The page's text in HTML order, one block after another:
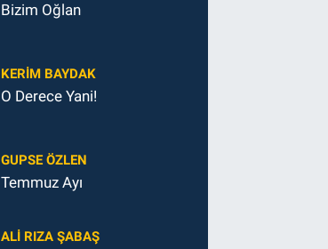
Bizim Oğlan
KERIM BAYDAK
O Derece Yani!
GUPSE ÖZLEN
Temmuz Ayı
ALI RIZA ŞABAŞ